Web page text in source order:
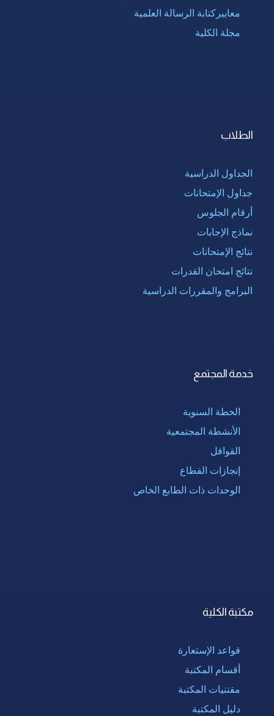
معاييركتابة الرسالة العلمية
مجلة الكلية
الطلاب
الجداول الدراسية
جداول الإمتحانات
أرقام الجلوس
نماذج الإجابات
نتائج الإمتحانات
نتائج امتحان القدرات
البرامج والمقررات الدراسية
خدمة المجتمع
الخطة السنوية
الأنشطة المجتمعية
القوافل
إنجازات القطاع
الوحدات ذات الطابع الخاص
مكتبة الكلية
قواعد الإستعارة
أقسام المكتبة
مقتنيات المكتبة
دليل المكتبة